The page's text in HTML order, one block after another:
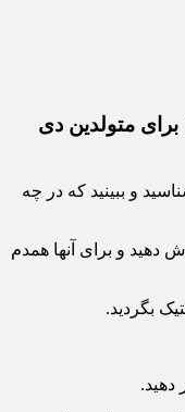
– فال روزانه در 10 اردیبهشت ۱۴۰۱ برای متولدین دی
و ببینید که در چه
دهید و برای آنها همدم
بگردید.
دهید.